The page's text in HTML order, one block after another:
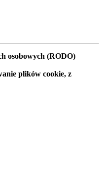
osobowych (RODO)
plików cookie, z